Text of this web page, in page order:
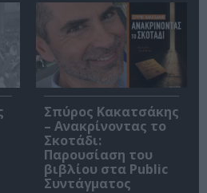
Σπύρος Κακατσάκης
– Ανακρίνοντας το
Σκοτάδι:
Παρουσίαση του
βιβλίου στα Public
Συντάγματος